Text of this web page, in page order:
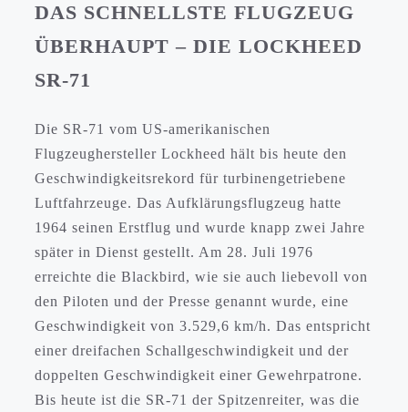
DAS SCHNELLSTE FLUGZEUG
ÜBERHAUPT – DIE LOCKHEED
SR-71
Die SR-71 vom US-amerikanischen
Flugzeughersteller Lockheed hält bis heute den
Geschwindigkeitsrekord für turbinengetriebene
Luftfahrzeuge. Das Aufklärungsflugzeug hatte
1964 seinen Erstflug und wurde knapp zwei Jahre
später in Dienst gestellt. Am 28. Juli 1976
erreichte die Blackbird, wie sie auch liebevoll von
den Piloten und der Presse genannt wurde, eine
Geschwindigkeit von 3.529,6 km/h. Das entspricht
einer dreifachen Schallgeschwindigkeit und der
doppelten Geschwindigkeit einer Gewehrpatrone.
Bis heute ist die SR-71 der Spitzenreiter, was die